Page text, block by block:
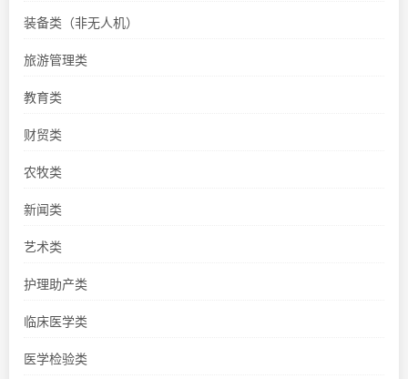
装备类（非无人机）
旅游管理类
教育类
财贸类
农牧类
新闻类
艺术类
护理助产类
临床医学类
医学检验类